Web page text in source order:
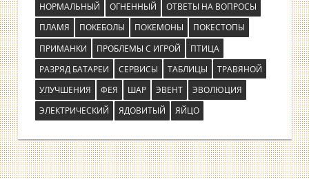
НОРМАЛЬНЫЙ
ОГНЕННЫЙ
ОТВЕТЫ НА ВОПРОСЫ
ПЛАМЯ
ПОКЕБОЛЫ ПОКЕМОНЫ
ПОКЕСТОПЫ
ПРИМАНКИ
ПРОБЛЕМЫ С ИГРОЙ
ПТИЦА
РАЗРЯД БАТАРЕИ
СЕРВИСЫ ТАБЛИЦЫ
ТРАВЯНОЙ
УЛУЧШЕНИЯ
ФЕЯ ШАР ЭВЕНТ
ЭВОЛЮЦИЯ
ЭЛЕКТРИЧЕСКИЙ
ЯДОВИТЫЙ ЯЙЦО